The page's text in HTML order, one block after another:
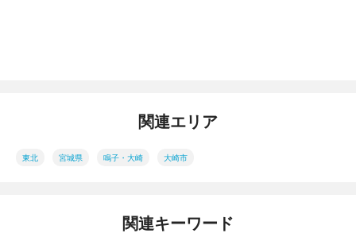
関連エリア
東北 宮城県 鳴子・大崎 大崎市
関連キーワード